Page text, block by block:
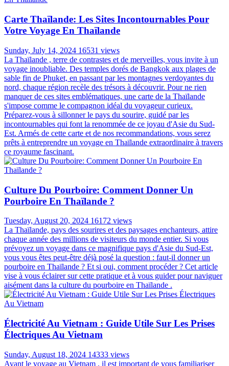
Carte Thaïlande: Les Sites Incontournables Pour
Votre Voyage En Thaïlande
Sunday, July 14, 2024 16531 views
La Thaïlande , terre de contrastes et de merveilles, vous invite à un
voyage inoubliable. Des temples dorés de Bangkok aux plages de
sable fin de Phuket, en passant par les montagnes verdoyantes du
nord, chaque région recèle des trésors à découvrir. Pour ne rien
manquer de ces sites emblématiques, une carte de la Thaïlande
s'impose comme le compagnon idéal du voyageur curieux.
Préparez-vous à sillonner le pays du sourire, guidé par les
incontournables qui font la renommée de ce joyau d'Asie du Sud-
Est. Armés de cette carte et de nos recommandations, vous serez
prêts à entreprendre un voyage en Thaïlande extraordinaire à travers
ce royaume fascinant.
Culture Du Pourboire: Comment Donner Un
Pourboire En Thaïlande ?
Tuesday, August 20, 2024 16172 views
La Thaïlande, pays des sourires et des paysages enchanteurs, attire
chaque année des millions de visiteurs du monde entier. Si vous
prévoyez un voyage dans ce magnifique pays d'Asie du Sud-Est,
vous vous êtes peut-être déjà posé la question : faut-il donner un
pourboire en Thaïlande ? Et si oui, comment procéder ? Cet article
vise à vous éclairer sur cette pratique et à vous guider pour naviguer
aisément dans la culture du pourboire en Thaïlande .
Électricité Au Vietnam : Guide Utile Sur Les Prises
Électriques Au Vietnam
Sunday, August 18, 2024 14333 views
Avant le voyage au Vietnam , il est important de vous familiariser